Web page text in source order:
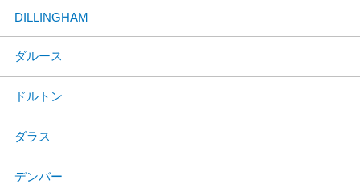
DILLINGHAM
ダルース
ドルトン
ダラス
デンバー